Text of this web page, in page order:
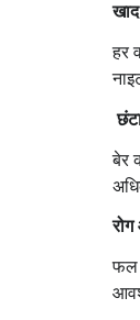
हर
बेर
फल